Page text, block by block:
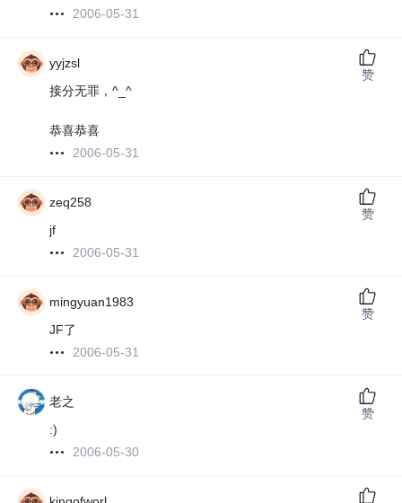
2006-05-31
yyjzsl
接分无罪，^_^
恭喜恭喜
2006-05-31
赞
zeq258
jf
2006-05-31
赞
mingyuan1983
JF了
2006-05-31
赞
老之
:)
2006-05-30
赞